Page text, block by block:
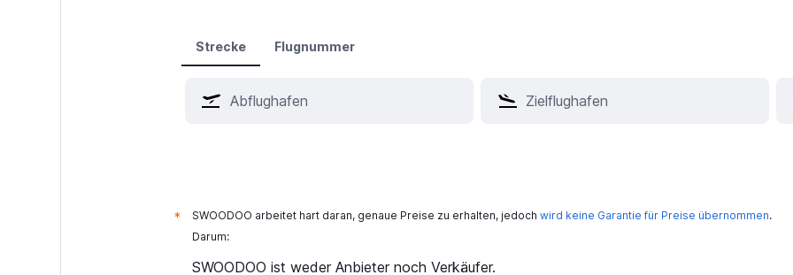
Strecke Flugnummer
* SWOODOO arbeitet hart daran, genaue Preise zu erhalten, jedoch wird keine Garantie für Preise übernommen.
Darum:
SWOODOO ist weder Anbieter noch Verkäufer.